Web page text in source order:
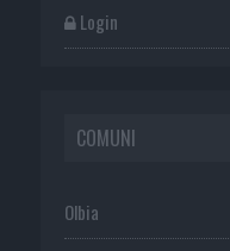
Login
COMUNI
Olbia